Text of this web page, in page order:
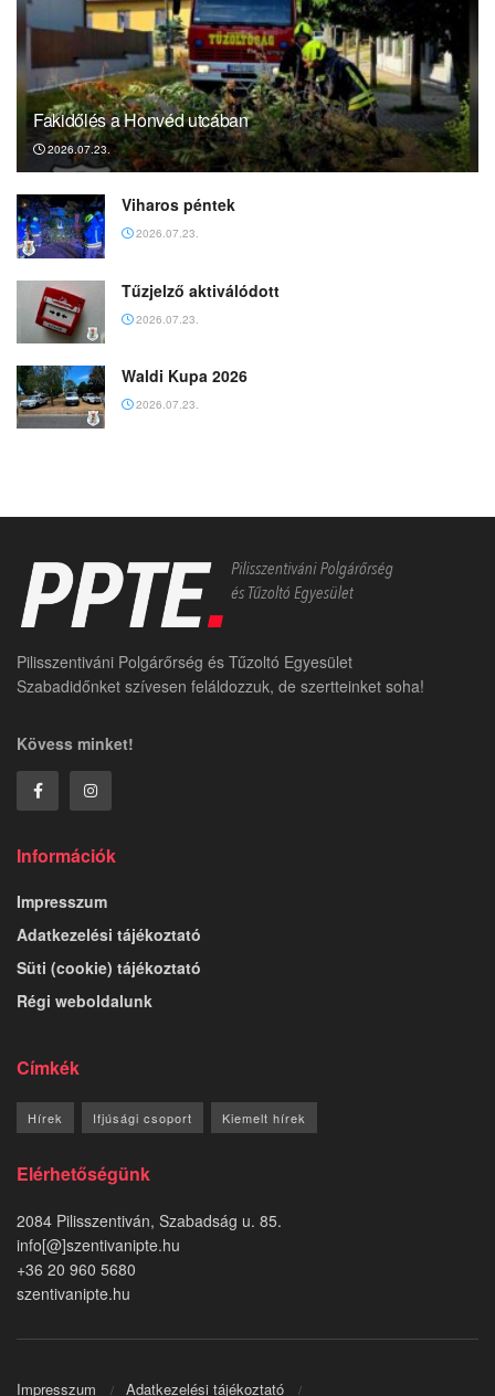
Fakidőlés a Honvéd utcában
2026.07.23.
Viharos péntek
2026.07.23.
Tűzjelző aktiválódott
2026.07.23.
Waldi Kupa 2026
2026.07.23.
Pilisszentiváni Polgárőrség és Tűzoltó Egyesület
Szabadidőnket szívesen feláldozzuk, de szertteinket soha!
Kövess minket!
Információk
Impresszum
Adatkezelési tájékoztató
Süti (cookie) tájékoztató
Régi weboldalunk
Címkék
Hírek Ifjúsági csoport Kiemelt hírek
Elérhetőségünk
2084 Pilisszentiván, Szabadság u. 85.
info[@]szentivanipte.hu
+36 20 960 5680
szentivanipte.hu
Impresszum Adatkezelési tájékoztató